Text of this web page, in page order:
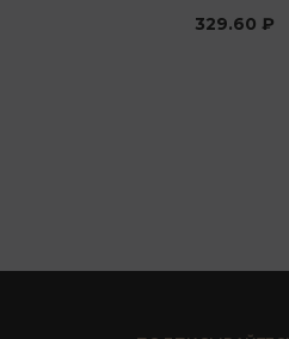
329.60 ₽